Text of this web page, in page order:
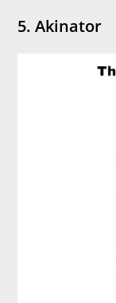
5. Akinator